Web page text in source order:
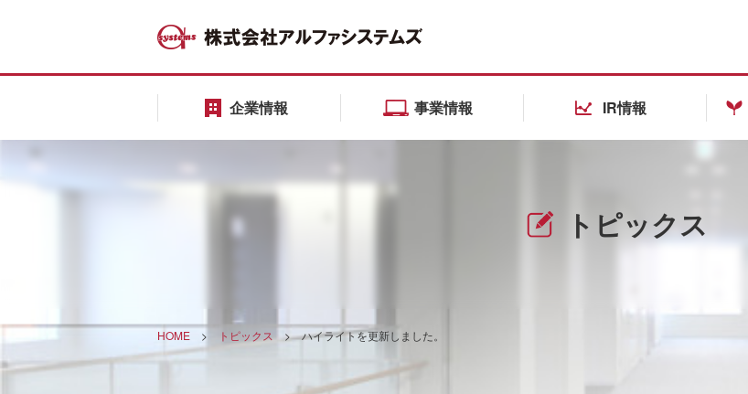
企業情報 事業情報 IR情報
トピックス
HOME > トピックス >ハイライトを更新しました。